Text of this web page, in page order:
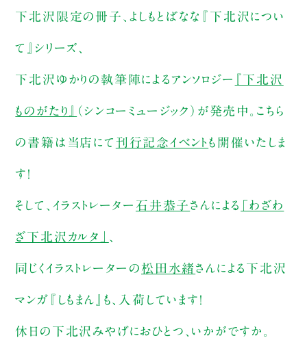
下北沢限定の冊子、よしもとばなな『下北沢につい
て』シリーズ、
下北沢ゆかりの執筆陣によるアンソロジー 『下北沢
ものがたり』 （シンコーミュージック）が発売中。こちら
の書籍は当店にて 刊行記念イベント も開催いたしま
す！
そして、イラストレーター 石井恭子さんによる 「わざわ
ざ下北沢カルタ」
同じくイラストレーターの松田水緒さんによる下北沢
マンガ『しもまん』も、入荷しています！
休日の下北沢みやげにおひとつ、いかがですか。